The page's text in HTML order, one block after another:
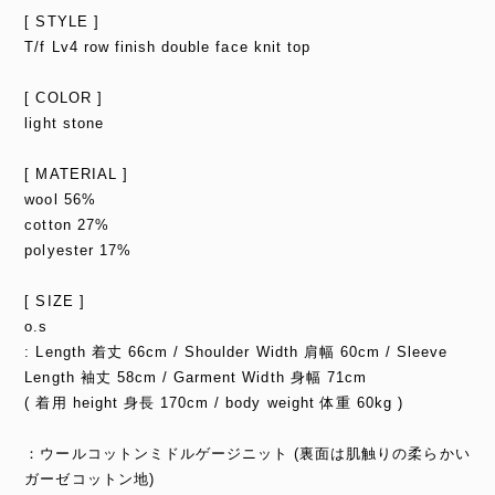
[ STYLE ]
T/f Lv4 row finish double face knit top
[ COLOR ]
light stone
[ MATERIAL ]
wool 56%
cotton 27%
polyester 17%
[ SIZE ]
o.s
: Length 着丈 66cm / Shoulder Width 肩幅 60cm / Sleeve
Length 袖丈 58cm / Garment Width 身幅 71cm
( 着用 height 身長 170cm / body weight 体重 60kg )
：ウールコットンミドルゲージニット (裏面は肌触りの柔らかい
ガーゼコットン地)